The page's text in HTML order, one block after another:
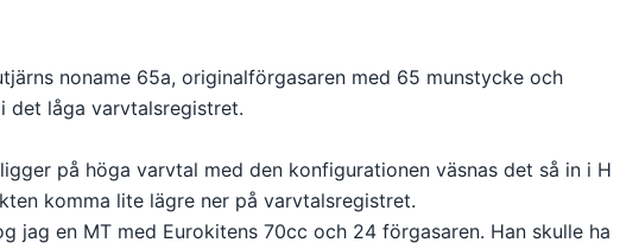
noname 65a, originalförgasaren med 65 munstycke och
det låga varvtalsregistret.
på höga varvtal med den konfigurationen väsnas det så in i H
komma lite lägre ner på varvtalsregistret.
jag en MT med Eurokitens 70cc och 24 förgasaren. Han skulle ha